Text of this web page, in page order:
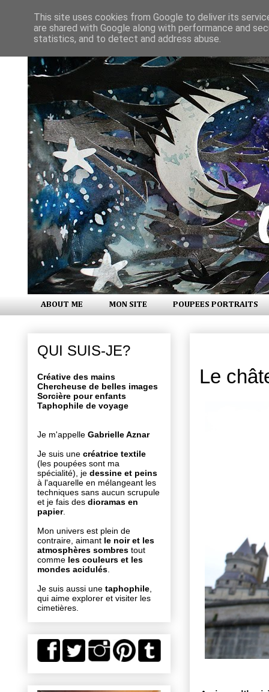
ABOUT ME MON SITE POUPEES PORTRAITS
Le
QUI SUIS-JE?
Créative des mains
Chercheuse de belles images
Sorcière pour enfants
Taphophile de voyage
Je m'appelle Gabrielle Aznar
Je suis une créatrice textile
(les poupées sont ma
spécialité), je dessine et peins
à l'aquarelle en mélangeant les
techniques sans aucun scrupule
et je fais des dioramas en
papier.
Mon univers est plein de
contraire, aimant le noir et les
atmosphères sombres tout
comme les couleurs et les
mondes acidulés
Je suis aussi une taphophile
qui aime explorer et visiter les
cimetières.
This site uses cookies from Google to deliver its
are shared with Google along with performance and
statistics, and to detect and address abuse.